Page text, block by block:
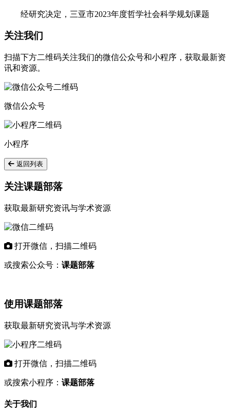
经研究决定，三亚市2023年度哲学社会科学规划课题
关注我们
扫描下方二维码关注我们的微信公众号和小程序，获取最新资
讯和资源。
微信公众号
小程序
返回列表
关注课题部落
获取最新研究资讯与学术资源
打开微信，扫描二维码
或搜索公众号： 课题部落
使用课题部落
获取最新研究资讯与学术资源
打开微信，扫描二维码
或搜索小程序： 课题部落
关于我们